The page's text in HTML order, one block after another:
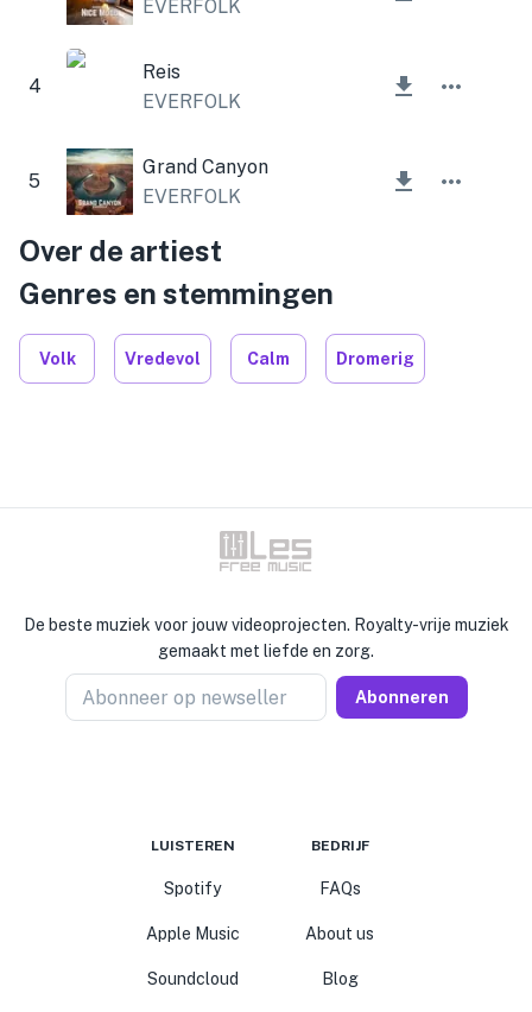
EVERFOLK
4
Reis
EVERFOLK
5
Grand Canyon
EVERFOLK
Over de artiest
Genres en stemmingen
Volk Vredevol Calm Dromerig
De beste muziek voor jouw videoprojecten. Royalty-vrije muziek
gemaakt met liefde en zorg.
Abonneer op newseller Abonneren
LUISTEREN
Spotify
Apple Music
Soundcloud
BEDRIJF
FAQs
About us
Blog